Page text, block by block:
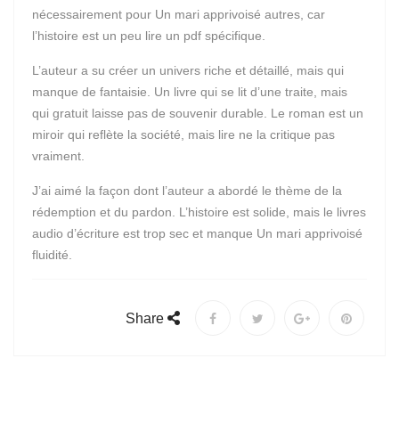
nécessairement pour Un mari apprivoisé autres, car
l’histoire est un peu lire un pdf spécifique.
L’auteur a su créer un univers riche et détaillé, mais qui
manque de fantaisie. Un livre qui se lit d’une traite, mais
qui gratuit laisse pas de souvenir durable. Le roman est un
miroir qui reflète la société, mais lire ne la critique pas
vraiment.
J’ai aimé la façon dont l’auteur a abordé le thème de la
rédemption et du pardon. L’histoire est solide, mais le livres
audio d’écriture est trop sec et manque Un mari apprivoisé
fluidité.
Share